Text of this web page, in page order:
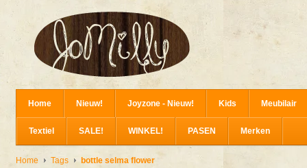
Home Nieuw! Joyzone - Nieuw! Kids Meubilair
Textiel SALE! WINKEL! PASEN Merken
Home Tags bottle selma flower